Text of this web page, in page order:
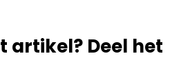
artikel? Deel het